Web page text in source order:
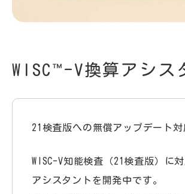
WISC™-V換算アシス
21検査版への無償アップデート
WISC-V知能検査（21検査版）に
アシスタントを開発中です。